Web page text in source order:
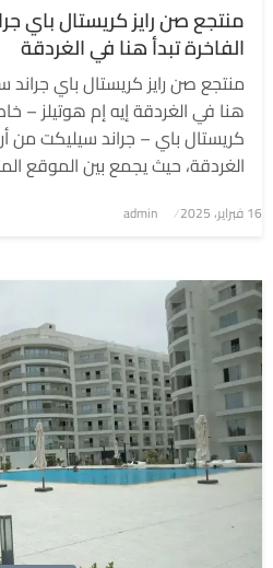
منتجع صن رايز كريستال باي
الفاخرة تبدأ هنا في الغردقة
منتجع صن رايز كريستال باي جراند
هنا في الغردقة إيه إم هوتيلز –
كريستال باي – جراند سيليكت من
الغردقة، حيث يجمع بين الموقع
نُشر
16 فبراير، 2025 admin